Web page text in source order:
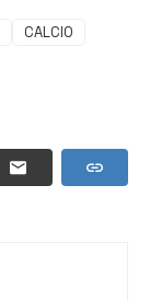
CALCIO